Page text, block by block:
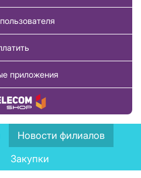
приложения
товар
Новости филиалов
Закупки